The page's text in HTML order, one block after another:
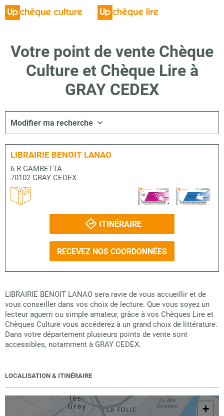
Votre point de vente Chèque
Culture et Chèque Lire à
GRAY CEDEX
Modifier ma recherche
LIBRAIRIE BENOIT LANAO
6 R GAMBETTA
70102 GRAY CEDEX
ITINÉRAIRE
RECEVEZ NOS COORDONNÉES
LIBRAIRIE BENOIT LANAO sera ravie de vous accueillir et de
vous conseiller dans vos choix de lecture. Que vous soyez un
lecteur aguerri ou simple amateur, grâce à vos Chèques Lire et
Chèques Culture vous accéderez à un grand choix de littérature.
Dans votre département plusieurs points de vente sont
accessibles, notamment à GRAY CEDEX.
LOCALISATION & ITINÉRAIRE
+